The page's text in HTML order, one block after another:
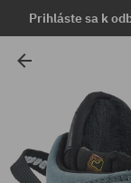
Prihláste sa k